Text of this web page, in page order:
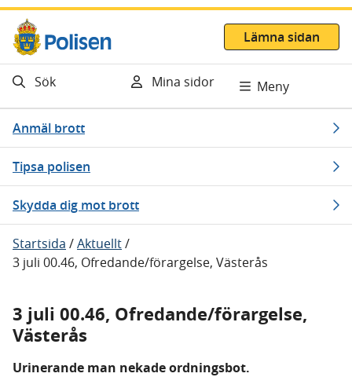
Gå direkt till innehåll
Lämna sidan
Sök Mina sidor Meny
Anmäl brott
Tipsa polisen
Skydda dig mot brott
Startsida /Aktuellt/
3 juli 00.46, Ofredande/förargelse, Västerås
3 juli 00.46, Ofredande/förargelse,
Västerås
Urinerande man nekade ordningsbot.